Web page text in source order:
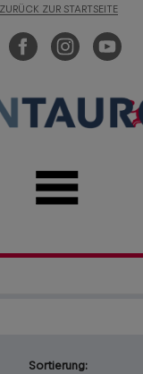
ZURÜCK ZUR STARTSEITE
Sortierung: